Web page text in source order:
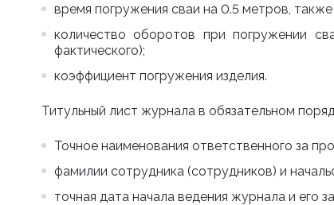
время погружения сваи на 0.5 метров, также
количество оборотов при погружении
фактического);
коэффициент погружения изделия.
Титульный лист журнала в обязательном
Точное наименования ответственного за
фамилии сотрудника (сотрудников) и
точная дата начала ведения журнала и его